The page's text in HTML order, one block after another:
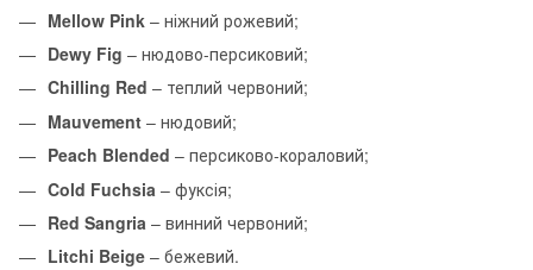
Mellow Pink – ніжний рожевий;
Dewy Fig – нюдово-персиковий;
Chilling Red – теплий червоний;
Mauvement – нюдовий;
Peach Blended – персиково-кораловий;
Cold Fuchsia – фуксія;
Red Sangria – винний червоний;
Litchi Beige – бежевий.